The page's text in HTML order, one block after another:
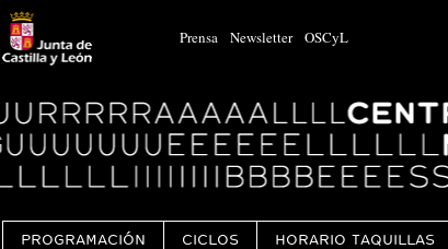
Prensa Newsletter OSCyL
Logo
Centro
Cultural
Miguel
Delibes
PROGRAMACIÓN CICLOS HORARIO TAQUILLAS